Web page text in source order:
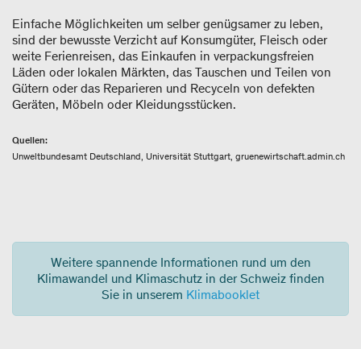
Einfache Möglichkeiten um selber genügsamer zu leben,
sind der bewusste Verzicht auf Konsumgüter, Fleisch oder
weite Ferienreisen, das Einkaufen in verpackungsfreien
Läden oder lokalen Märkten, das Tauschen und Teilen von
Gütern oder das Reparieren und Recyceln von defekten
Geräten, Möbeln oder Kleidungsstücken.
Quellen:
Unweltbundesamt Deutschland, Universität Stuttgart, gruenewirtschaft.admin.ch
Weitere spannende Informationen rund um den
Klimawandel und Klimaschutz in der Schweiz finden
Sie in unserem Klimabooklet